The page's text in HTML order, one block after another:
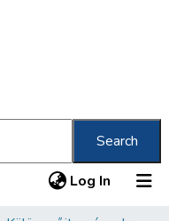
Search
Log In (current)